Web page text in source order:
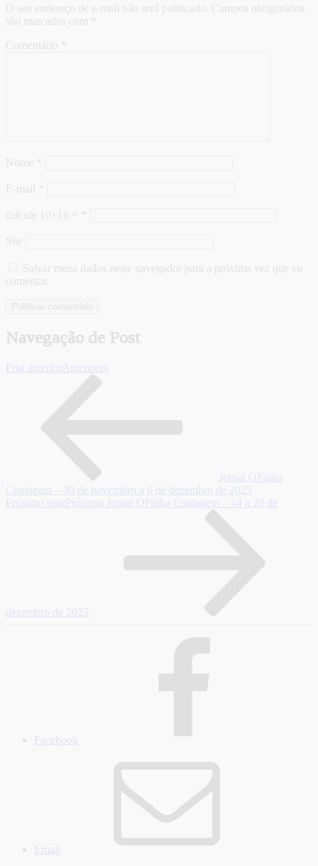
O seu endereço de e-mail não será publicado. Campos obrigatórios
são marcados com
Comentário
Nome
E-mail
calcule 10+18 =
Site
Salvar meus dados neste navegador para a próxima vez que eu
comentar.
Navegação de Post
Post anterior Anteriores
Jornal OFolha
Contagem – 30 de novembro a 6 de dezembro de 2025
Próximo post Próximo Jornal OFolha Contagem – 14 a 20 de
dezembro de 2025
Facebook
Email